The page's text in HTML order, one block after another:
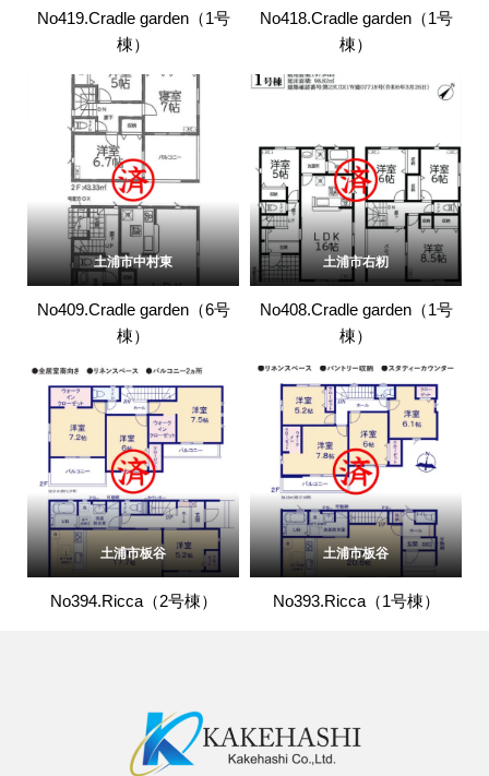
No419.Cradle garden（1号
棟）
No418.Cradle garden（1号
棟）
土浦市中村東
No409.Cradle garden（6号
棟）
土浦市右籾
No408.Cradle garden（1号
棟）
土浦市板谷
No394.Ricca（2号棟）
土浦市板谷
No393.Ricca（1号棟）